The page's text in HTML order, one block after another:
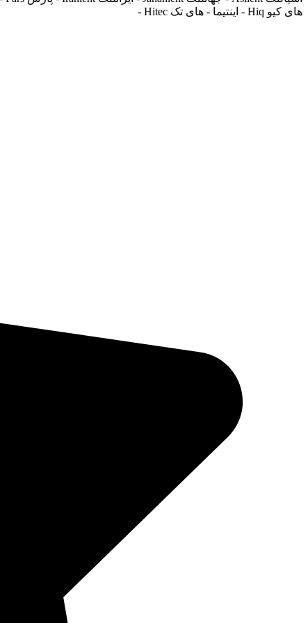
های کیو Hiq - اینتیما - های تک Hitec -